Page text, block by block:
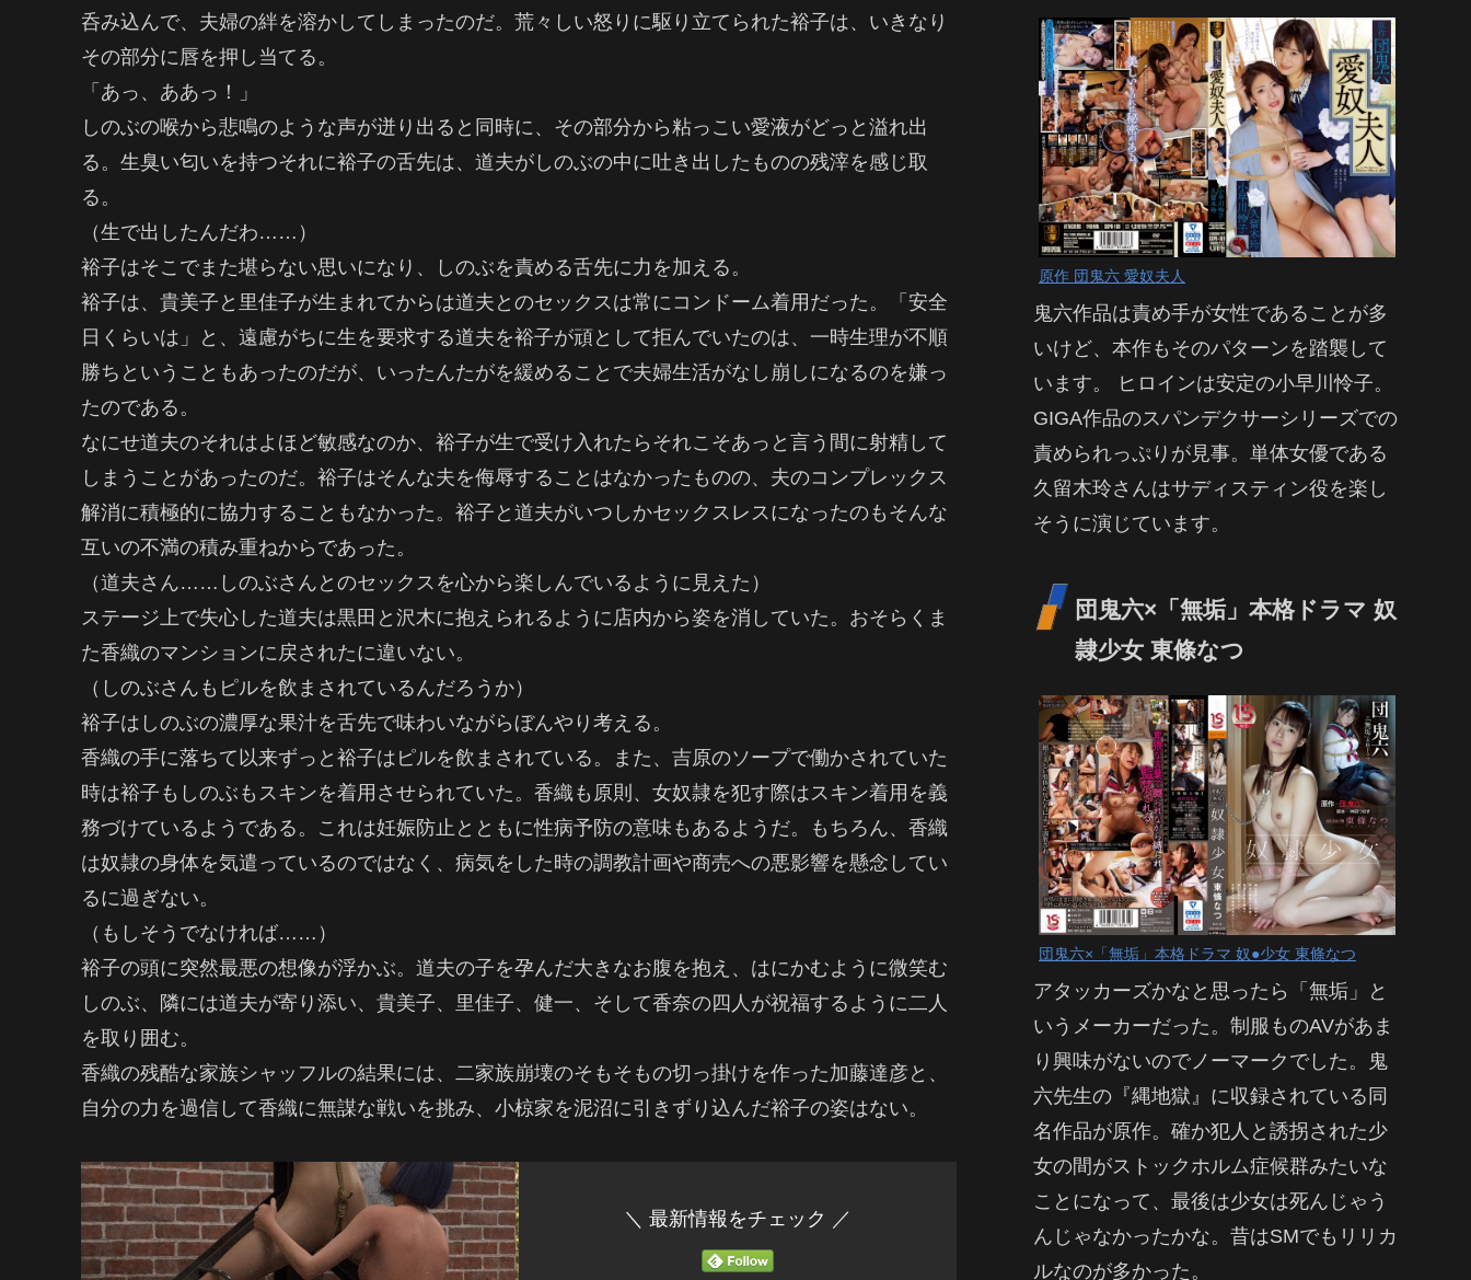
呑み込んで、夫婦の絆を溶かしてしまったのだ。荒々しい怒りに駆り立てられた裕子は、いきなり
その部分に唇を押し当てる。
「あっ、ああっ！」
しのぶの喉から悲鳴のような声が迸り出ると同時に、その部分から粘っこい愛液がどっと溢れ出
る。生臭い匂いを持つそれに裕子の舌先は、道夫がしのぶの中に吐き出したものの残滓を感じ取
る。
（生で出したんだわ……）
裕子はそこでまた堪らない思いになり、しのぶを責める舌先に力を加える。
裕子は、貴美子と里佳子が生まれてからは道夫とのセックスは常にコンドーム着用だった。「安全
日くらいは」と、遠慮がちに生を要求する道夫を裕子が頑として拒んでいたのは、一時生理が不順
勝ちということもあったのだが、いったんたがを緩めることで夫婦生活がなし崩しになるのを嫌っ
たのである。
なにせ道夫のそれはよほど敏感なのか、裕子が生で受け入れたらそれこそあっと言う間に射精して
しまうことがあったのだ。裕子はそんな夫を侮辱することはなかったものの、夫のコンプレックス
解消に積極的に協力することもなかった。裕子と道夫がいつしかセックスレスになったのもそんな
互いの不満の積み重ねからであった。
（道夫さん……しのぶさんとのセックスを心から楽しんでいるように見えた）
ステージ上で失心した道夫は黒田と沢木に抱えられるように店内から姿を消していた。おそらくま
た香織のマンションに戻されたに違いない。
（しのぶさんもピルを飲まされているんだろうか）
裕子はしのぶの濃厚な果汁を舌先で味わいながらぼんやり考える。
香織の手に落ちて以来ずっと裕子はピルを飲まされている。また、吉原のソープで働かされていた
時は裕子もしのぶもスキンを着用させられていた。香織も原則、女奴隷を犯す際はスキン着用を義
務づけているようである。これは妊娠防止とともに性病予防の意味もあるようだ。もちろん、香織
は奴隷の身体を気遣っているのではなく、病気をした時の調教計画や商売への悪影響を懸念してい
るに過ぎない。
（もしそうでなければ……）
裕子の頭に突然最悪の想像が浮かぶ。道夫の子を孕んだ大きなお腹を抱え、はにかむように微笑む
しのぶ、隣には道夫が寄り添い、貴美子、里佳子、健一、そして香奈の四人が祝福するように二人
を取り囲む。
香織の残酷な家族シャッフルの結果には、二家族崩壊のそもそもの切っ掛けを作った加藤達彦と、
自分の力を過信して香織に無謀な戦いを挑み、小椋家を泥沼に引きずり込んだ裕子の姿はない。
＼ 最新情報をチェック ／
原作 団鬼六 愛奴夫人
鬼六作品は責め手が女性であることが多
いけど、本作もそのパターンを踏襲して
います。 ヒロインは安定の小早川怜子。
GIGA作品のスパンデクサーシリーズでの
責められっぷりが見事。単体女優である
久留木玲さんはサディスティン役を楽し
そうに演じています。
団鬼六×「無垢」本格ドラマ 奴
隷少女 東條なつ
団鬼六×「無垢」本格ドラマ 奴●少女 東條なつ
アタッカーズかなと思ったら「無垢」と
いうメーカーだった。制服ものAVがあま
り興味がないのでノーマークでした。鬼
六先生の『縄地獄』に収録されている同
名作品が原作。確か犯人と誘拐された少
女の間がストックホルム症候群みたいな
ことになって、最後は少女は死んじゃう
んじゃなかったかな。昔はSMでもリリカ
ルなのが多かった。